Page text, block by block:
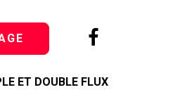
ET DOUBLE FLUX